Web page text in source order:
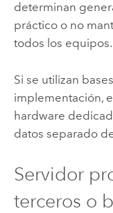
determinan
práctico o no
todos los equipos.
Si se utilizan
implementación,
hardware
datos separado
Servidor
terceros o